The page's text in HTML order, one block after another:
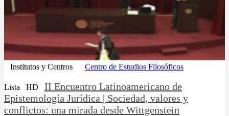
Institutos y Centros Centro de Estudios Filosóficos
Lista HD
II Encuentro Latinoamericano de
Epistemología Jurídica | Sociedad, valores y
conflictos: una mirada desde Wittgenstein